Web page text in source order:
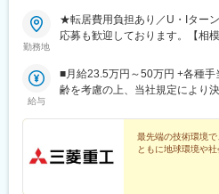
勤務地
★転居費用負担あり／U・Iター
応募も歓迎しております。【相
相模線上溝駅：社有連絡バス15
相模線橋本駅下車：社有連絡バ
社後、三菱重工エンジン＆ター
勤務地は上記に同じ。※受動喫
給与
■月給23.5万円～50万円 +各種
齢を考慮の上、当社規定により決
最先端の技術環境で
ともに地球環境や